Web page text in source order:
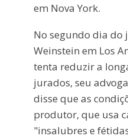
em Nova York.
No segundo dia do
Weinstein em Los
tenta reduzir a
jurados, seu
disse que as
produtor, que usa
"insalubres e